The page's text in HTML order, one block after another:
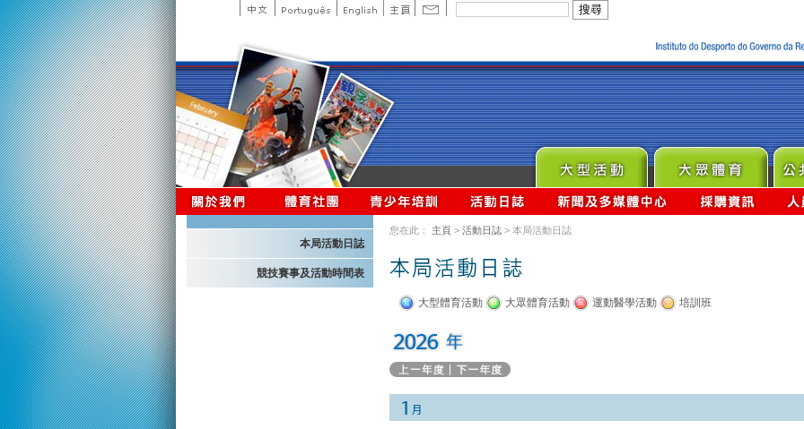
本局活動日誌
競技賽事及活動時間表
您在此： 主頁 > 活動日誌 > 本局活動日誌
大型體育活動 大眾體育活動 運動醫學活動 培訓班